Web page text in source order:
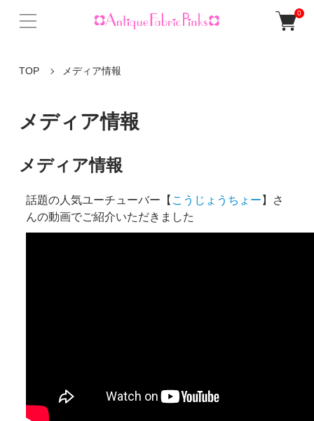
0
TOP メディア情報
メディア情報
メディア情報
話題の人気ユーチューバー【 こうじょうちょー 】さ
んの動画でご紹介いただきました